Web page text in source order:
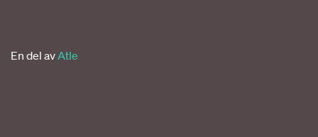
En del av Atle